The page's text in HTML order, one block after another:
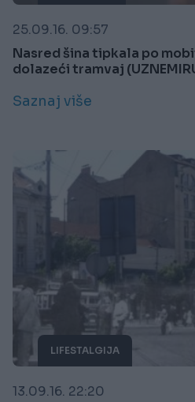
25.09.16. 09:57
Nasred šina tipkala po
dolazeći tramvaj
Saznaj više
LIFESTALGIJA
13.09.16. 22:20